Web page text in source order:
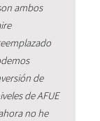
ambos
de
de AFUE
no he